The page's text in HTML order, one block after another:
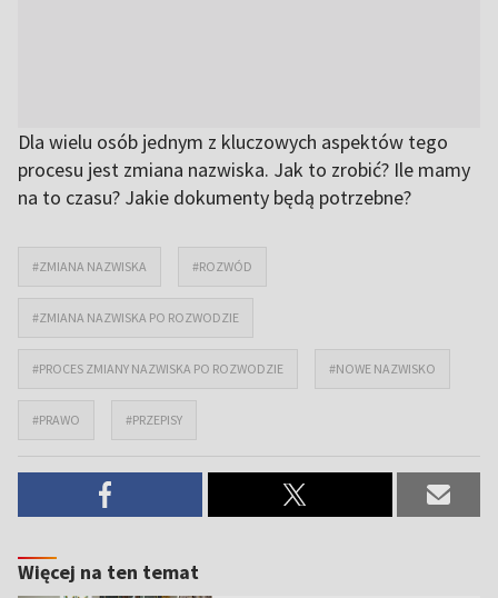
Dla wielu osób jednym z kluczowych aspektów tego
procesu jest zmiana nazwiska. Jak to zrobić? Ile mamy
na to czasu? Jakie dokumenty będą potrzebne?
#ZMIANA NAZWISKA #ROZWÓD
#ZMIANA NAZWISKA PO ROZWODZIE
#PROCES ZMIANY NAZWISKA PO ROZWODZIE #NOWE NAZWISKO
#PRAWO #PRZEPISY
Więcej na ten temat